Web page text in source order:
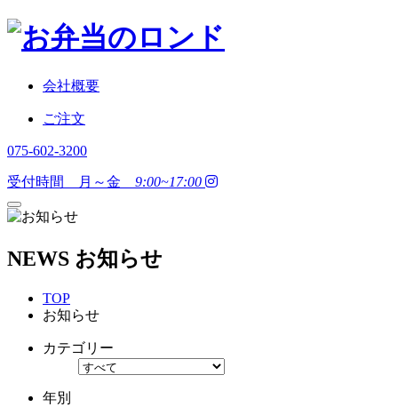
会社概要
ご注文
075-602-3200
受付時間 月～金 9:00~17:00
NEWS お知らせ
TOP
お知らせ
カテゴリー
年別